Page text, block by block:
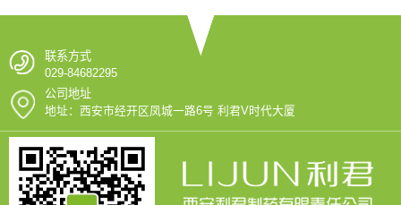
联系方式
029-84682295
公司地址
地址：西安市经开区凤城一路6号 利君V时代大厦